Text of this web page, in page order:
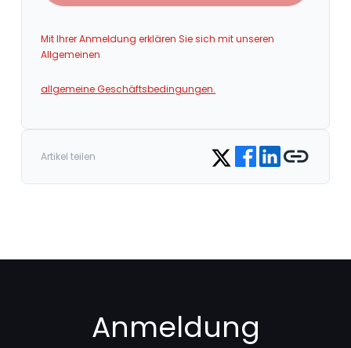
Mit Ihrer Anmeldung erklären Sie sich mit unseren
Allgemeinen
allgemeine Geschäftsbedingungen.
Artikel teilen Share on Twitter
Share on Facebook
Share on LinkedIn
Copy link
Anmeldung